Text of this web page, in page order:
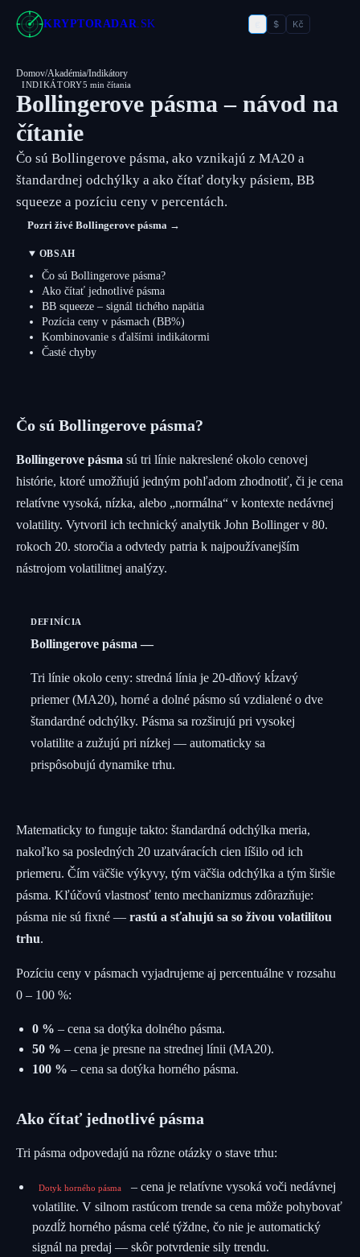
KRYPTORADAR.SK $ Kč
Domov/Akadémia/Indikátory
INDIKÁTORY5 min čítania
Bollingerove pásma – návod na
čítanie
Čo sú Bollingerove pásma, ako vznikajú z MA20 a
štandardnej odchýlky a ako čítať dotyky pásiem, BB
squeeze a pozíciu ceny v percentách.
Pozri živé Bollingerove pásma →
Čo sú Bollingerove pásma?
Bollingerove pásma sú tri línie nakreslené okolo cenovej
histórie, ktoré umožňujú jedným pohľadom zhodnotiť, či je cena
relatívne vysoká, nízka, alebo „normálna“ v kontexte nedávnej
volatility. Vytvoril ich technický analytik John Bollinger v 80.
rokoch 20. storočia a odvtedy patria k najpoužívanejším
nástrojom volatilitnej analýzy.
DEFINÍCIA
Bollingerove pásma
Tri línie okolo ceny: stredná línia je 20-dňový kĺzavý
priemer (MA20), horné a dolné pásmo sú vzdialené o dve
štandardné odchýlky. Pásma sa rozširujú pri vysokej
volatilite a zužujú pri nízkej — automaticky sa
prispôsobujú dynamike trhu.
Matematicky to funguje takto: štandardná odchýlka meria,
nakoľko sa posledných 20 uzatváracích cien líšilo od ich
priemeru. Čím väčšie výkyvy, tým väčšia odchýlka a tým širšie
pásma. Kľúčovú vlastnosť tento mechanizmus zdôrazňuje:
pásma nie sú fixné — rastú a sťahujú sa so živou volatilitou
trhu.
Pozíciu ceny v pásmach vyjadrujeme aj percentuálne v rozsahu
0 – 100 %:
0 % – cena sa dotýka dolného pásma.
50 % – cena je presne na strednej línii (MA20).
100 % – cena sa dotýka horného pásma.
Ako čítať jednotlivé pásma
Tri pásma odpovedajú na rôzne otázky o stave trhu:
Dotyk horného pásma
– cena je relatívne vysoká voči nedávnej
volatilite. V silnom rastúcom trende sa cena môže pohybovať
pozdĺž horného pásma celé týždne, čo nie je automatický
signál na predaj — skôr potvrdenie sily trendu.
OBSAH
Čo sú Bollingerove pásma?
Ako čítať jednotlivé pásma
BB squeeze – signál tichého napätia
Pozícia ceny v pásmach (BB%)
Kombinovanie s ďalšími indikátormi
Časté chyby